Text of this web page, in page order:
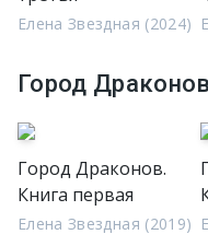
Елена Звездная (2024)
Город Драконов
Город Драконов.
Книга первая
Елена Звездная (2019)